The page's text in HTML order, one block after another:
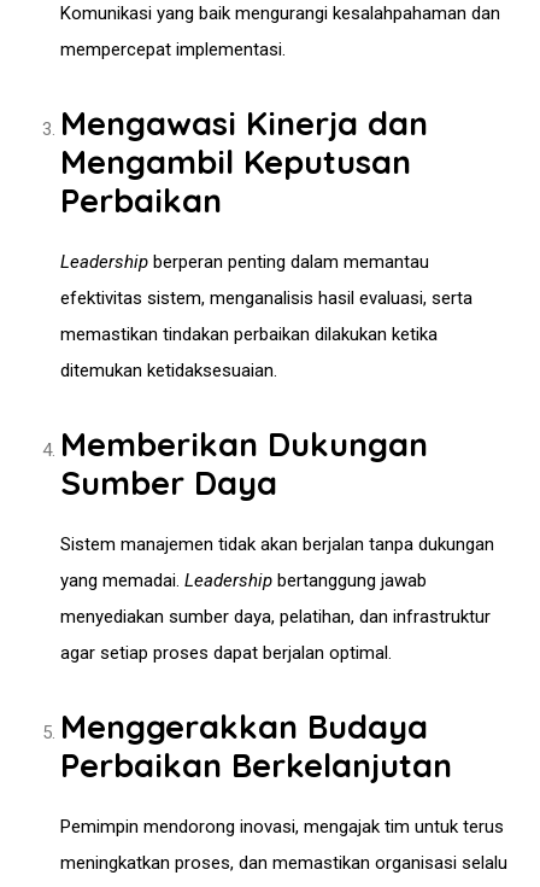
Komunikasi yang baik mengurangi kesalahpahaman dan
mempercepat implementasi.
Mengawasi Kinerja dan
Mengambil Keputusan
Perbaikan
Leadership berperan penting dalam memantau
efektivitas sistem, menganalisis hasil evaluasi, serta
memastikan tindakan perbaikan dilakukan ketika
ditemukan ketidaksesuaian.
Memberikan Dukungan
Sumber Daya
Sistem manajemen tidak akan berjalan tanpa dukungan
yang memadai. Leadership bertanggung jawab
menyediakan sumber daya, pelatihan, dan infrastruktur
agar setiap proses dapat berjalan optimal.
Menggerakkan Budaya
Perbaikan Berkelanjutan
Pemimpin mendorong inovasi, mengajak tim untuk terus
meningkatkan proses, dan memastikan organisasi selalu